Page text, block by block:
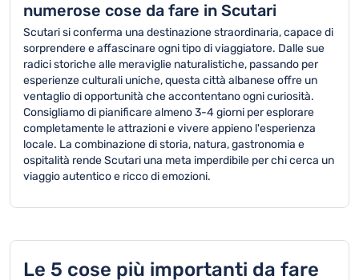
numerose cose da fare in Scutari
Scutari si conferma una destinazione straordinaria, capace di
sorprendere e affascinare ogni tipo di viaggiatore. Dalle sue
radici storiche alle meraviglie naturalistiche, passando per
esperienze culturali uniche, questa città albanese offre un
ventaglio di opportunità che accontentano ogni curiosità.
Consigliamo di pianificare almeno 3-4 giorni per esplorare
completamente le attrazioni e vivere appieno l'esperienza
locale. La combinazione di storia, natura, gastronomia e
ospitalità rende Scutari una meta imperdibile per chi cerca un
viaggio autentico e ricco di emozioni.
Le 5 cose più importanti da fare